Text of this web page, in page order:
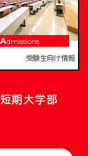
Admissions
受験生向け情報
期大学部